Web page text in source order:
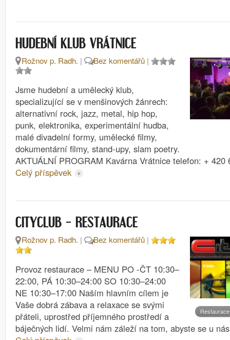
HUDEBNÍ KLUB VRÁTNICE
Rožnov p. Radh. | Bez komentářů |
Jsme hudební a umělecký klub,
specializující se v menšinových žánrech:
alternativní rock, jazz, metal, hip hop,
punk, elektronika, experimentální hudba,
malé divadelní formy, umělecké filmy,
dokumentární filmy, stand-upy, slam poetry.
AKTUÁLNÍ PROGRAM Kavárna Vrátnice telefon: +
Celý příspěvek
CITYCLUB – RESTAURACE
Restaurace
Rožnov p. Radh. | Bez komentářů |
Provoz restaurace – MENU PO -ČT 10:30–
22:00, PÁ 10:30–24:00 SO 10:30–24:00
NE 10:30–17:00 Naším hlavním cílem je
Vaše dobrá zábava a relaxace se svými
přáteli, uprostřed příjemného prostředí a
báječných lidí. Velmi nám záleží na tom, abyste se u